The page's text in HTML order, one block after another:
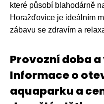
které působí blahodárně
Horažďovice je ideálním
zábavu se zdravím a
Provozní doba
Informace o
aquaparku a